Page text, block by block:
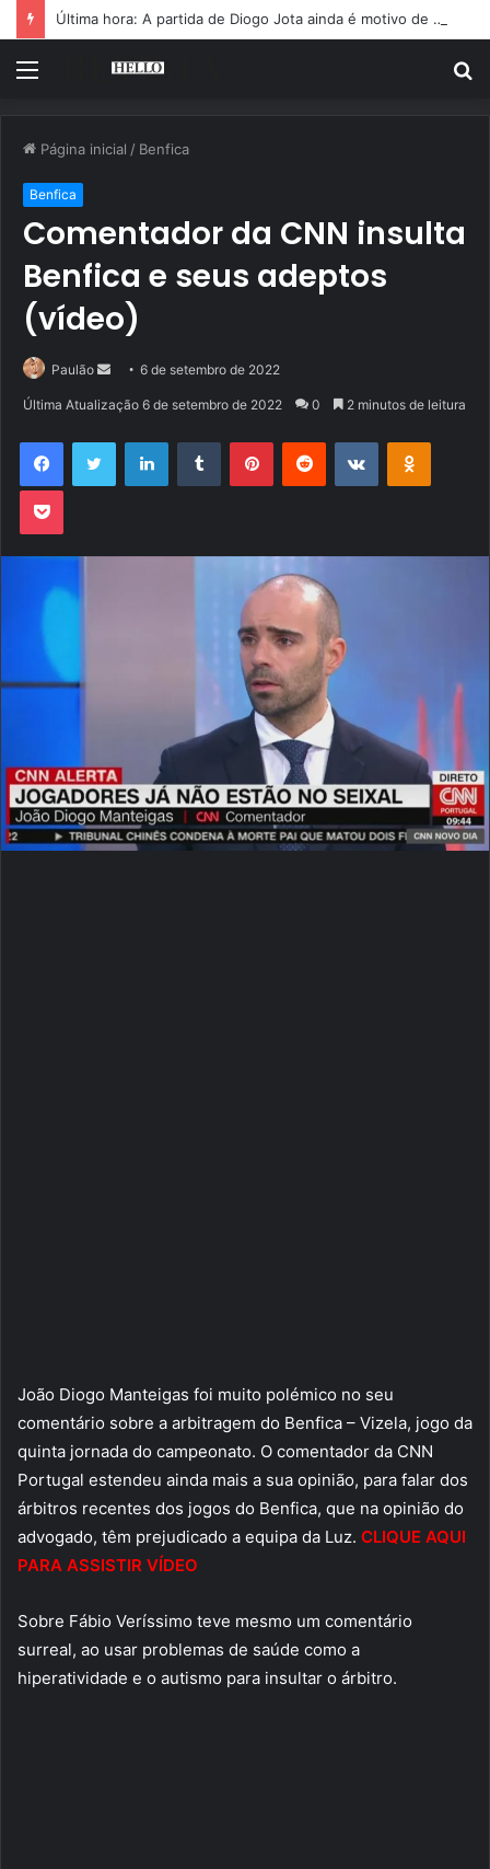
Última hora: A partida de Diogo Jota ainda é motivo de choro
Menu
Página inicial / Benfica
Benfica
Comentador da CNN insulta
Benfica e seus adeptos
(vídeo)
Paulão
Mande
mail
6 de setembro de 2022
Última Atualização 6 de setembro de 2022 0 2 minutos de leitura
FacebookTwitter LinkedinTumblr PinterestReddit VK OK
Pocket
João Diogo Manteigas foi muito polémico no seu
comentário sobre a arbitragem do Benfica – Vizela, jogo da
quinta jornada do campeonato. O comentador da CNN
Portugal estendeu ainda mais a sua opinião, para falar dos
árbitros recentes dos jogos do Benfica, que na opinião do
advogado, têm prejudicado a equipa da Luz. CLIQUE AQUI
PARA ASSISTIR VÍDEO
Sobre Fábio Veríssimo teve mesmo um comentário
surreal, ao usar problemas de saúde como a
hiperatividade e o autismo para insultar o árbitro.